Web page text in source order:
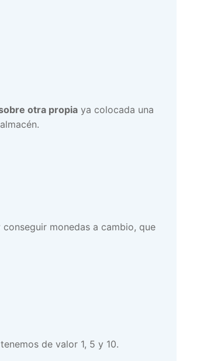
otra propia ya colocada una
conseguir monedas a cambio, que
de valor 1, 5 y 10.